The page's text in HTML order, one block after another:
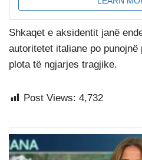
Shkaqet e aksidentit janë
autoritetet italiane po
plota të ngjarjes tragjike.
Post Views: 4,732